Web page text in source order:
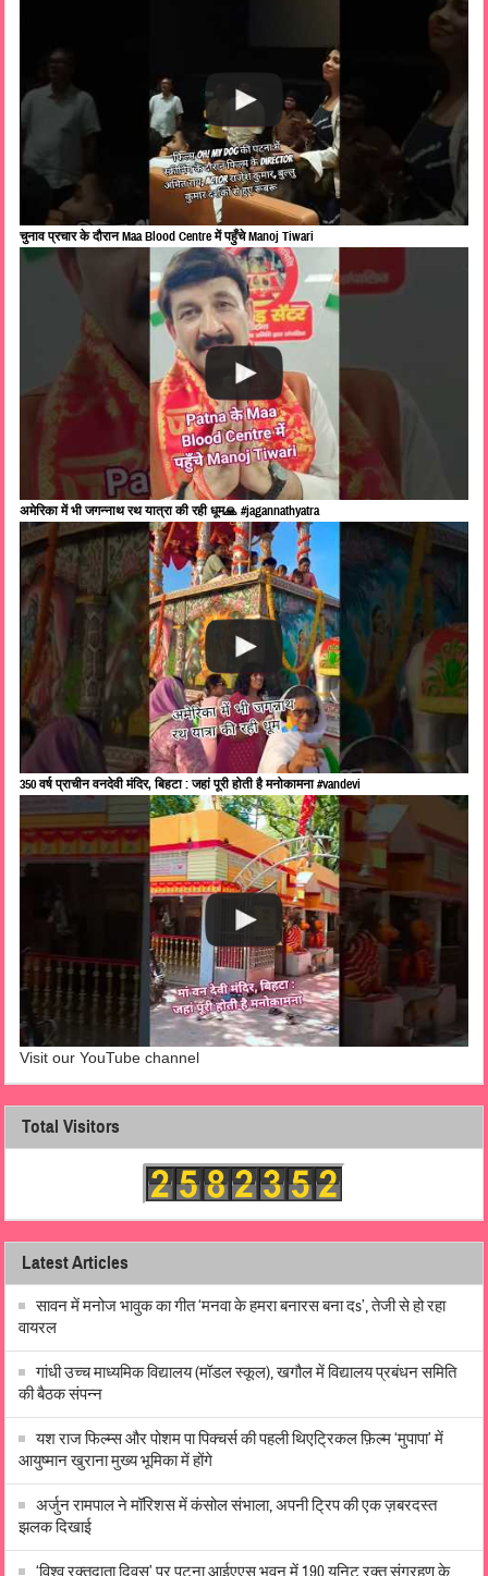
चुनाव प्रचार के दौरान Maa Blood Centre में पहुँचे Manoj Tiwari
अमेरिका में भी जगन्नाथ रथ यात्रा की रही धूम🙏 #jagannathyatra
350 वर्ष प्राचीन वनदेवी मंदिर, बिहटा : जहां पूरी होती है मनोकामना #vandevi
Visit our YouTube channel
Total Visitors
Latest Articles
सावन में मनोज भावुक का गीत ‘मनवा के हमरा बनारस बना दs’, तेजी से हो रहा
वायरल
गांधी उच्च माध्यमिक विद्यालय (मॉडल स्कूल), खगौल में विद्यालय प्रबंधन समिति
की बैठक संपन्न
यश राज फिल्म्स और पोशम पा पिक्चर्स की पहली थिएट्रिकल फ़िल्म ‘मुपापा’ में
आयुष्मान खुराना मुख्य भूमिका में होंगे
अर्जुन रामपाल ने मॉरिशस में कंसोल संभाला, अपनी ट्रिप की एक ज़बरदस्त
झलक दिखाई